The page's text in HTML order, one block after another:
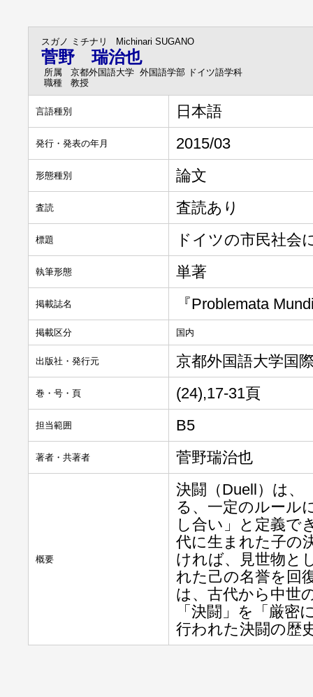
スガノ ミチナリ Michinari SUGANO
菅野 瑞治也
所属
京都外国語大学 外国語学部 ドイツ語学科
職種
教授
言語種別 日本語
発行・発表の年月 2015/03
形態種別 論文
査読 査読あり
標題 ドイツの市民社会
執筆形態 単著
掲載誌名 『Problemata
掲載区分 国内
出版社・発行元 京都外国語大学国
巻・号・頁 (24),17-31頁
担当範囲 B5
著者・共著者 菅野瑞治也
概要
決闘（Duell）は、
る、一定のルール
し合い」と定義で
代に生まれた子の
ければ、見世物と
れた己の名誉を回
は、古代から中世
「決闘」を「厳
行われた決闘の歴